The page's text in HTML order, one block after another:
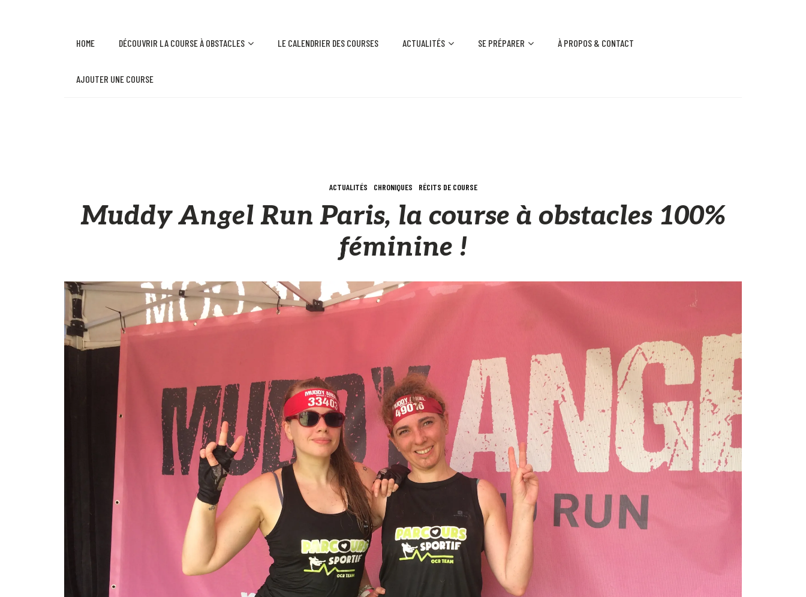
HOME DÉCOUVRIR LA COURSE À OBSTACLES LE CALENDRIER DES COURSES ACTUALITÉS SE PRÉPARER À PROPOS & CONTACT
AJOUTER UNE COURSE
ACTUALITÉS CHRONIQUES RÉCITS DE COURSE
Muddy Angel Run Paris, la course à obstacles 100%
féminine !